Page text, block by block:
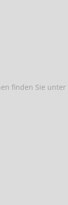
finden Sie unter